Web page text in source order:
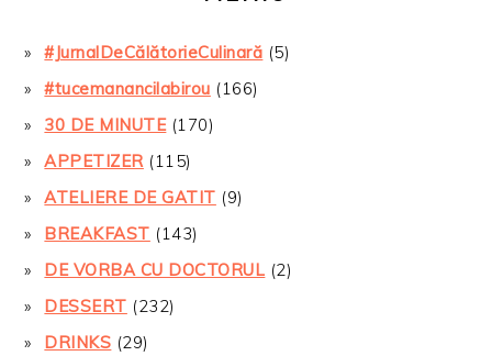
#JurnalDeCălătorieCulinară (5)
#tucemanancilabirou (166)
30 DE MINUTE(170)
APPETIZER (115)
ATELIERE DE GATIT (9)
BREAKFAST (143)
DE VORBA CU DOCTORUL (2)
DESSERT (232)
DRINKS (29)